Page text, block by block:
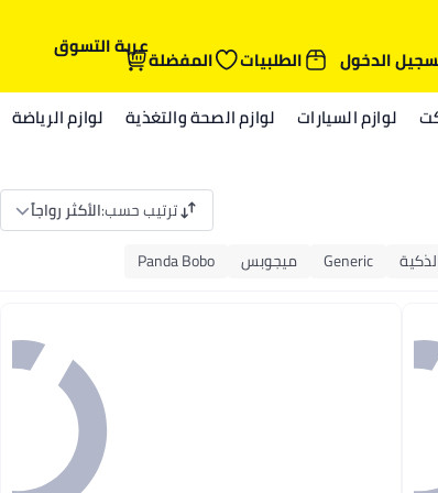
الدخول
الطلبيات المفضلةعربة التسوق
لوازم السيارات لوازم الصحة والتغذية لوازم الرياضة
ترتيب حسب:الأكثر رواجاً
Generic ميجوبس Panda Bobo